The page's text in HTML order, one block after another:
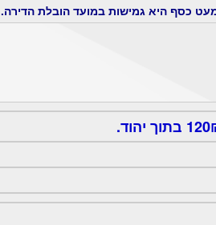
כסף היא גמישות במועד הובלת הדירה.